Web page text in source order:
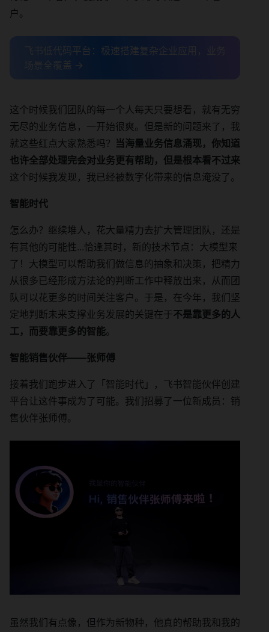
户。
飞书低代码平台：极速搭建复杂企业应用，业务
场景全覆盖 →
这个时候我们团队的每一个人每天只要想看，就有无穷
无尽的业务信息，一开始很爽。但是新的问题来了，我
就这些红点大家熟悉吗？ 当海量业务信息涌现，你知道
也许全部处理完会对业务更有帮助，但是根本看不过来
这个时候我发现，我已经被数字化带来的信息淹没了。
智能时代
怎么办？继续堆人，花大量精力去扩大管理团队，还是
有其他的可能性...恰逢其时，新的技术节点：大模型来
了！大模型可以帮助我们做信息的抽象和决策，把精力
从很多已经形成方法论的判断工作中释放出来，从而团
队可以花更多的时间关注客户。于是，在今年，我们坚
定地判断未来支撑业务发展的关键在于不是靠更多的人
工，而要靠更多的智能。
智能销售伙伴——张师傅
接着我们跑步进入了「智能时代」，飞书智能伙伴创建
平台让这件事成为了可能。我们招募了一位新成员：销
售伙伴张师傅。
虽然我们有点像，但作为新物种，他真的帮助我和我的